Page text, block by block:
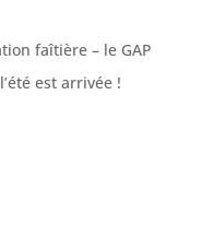
faîtière – le GAP
est arrivée !